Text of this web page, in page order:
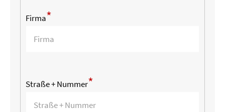
Firma*
Straße + Nummer*